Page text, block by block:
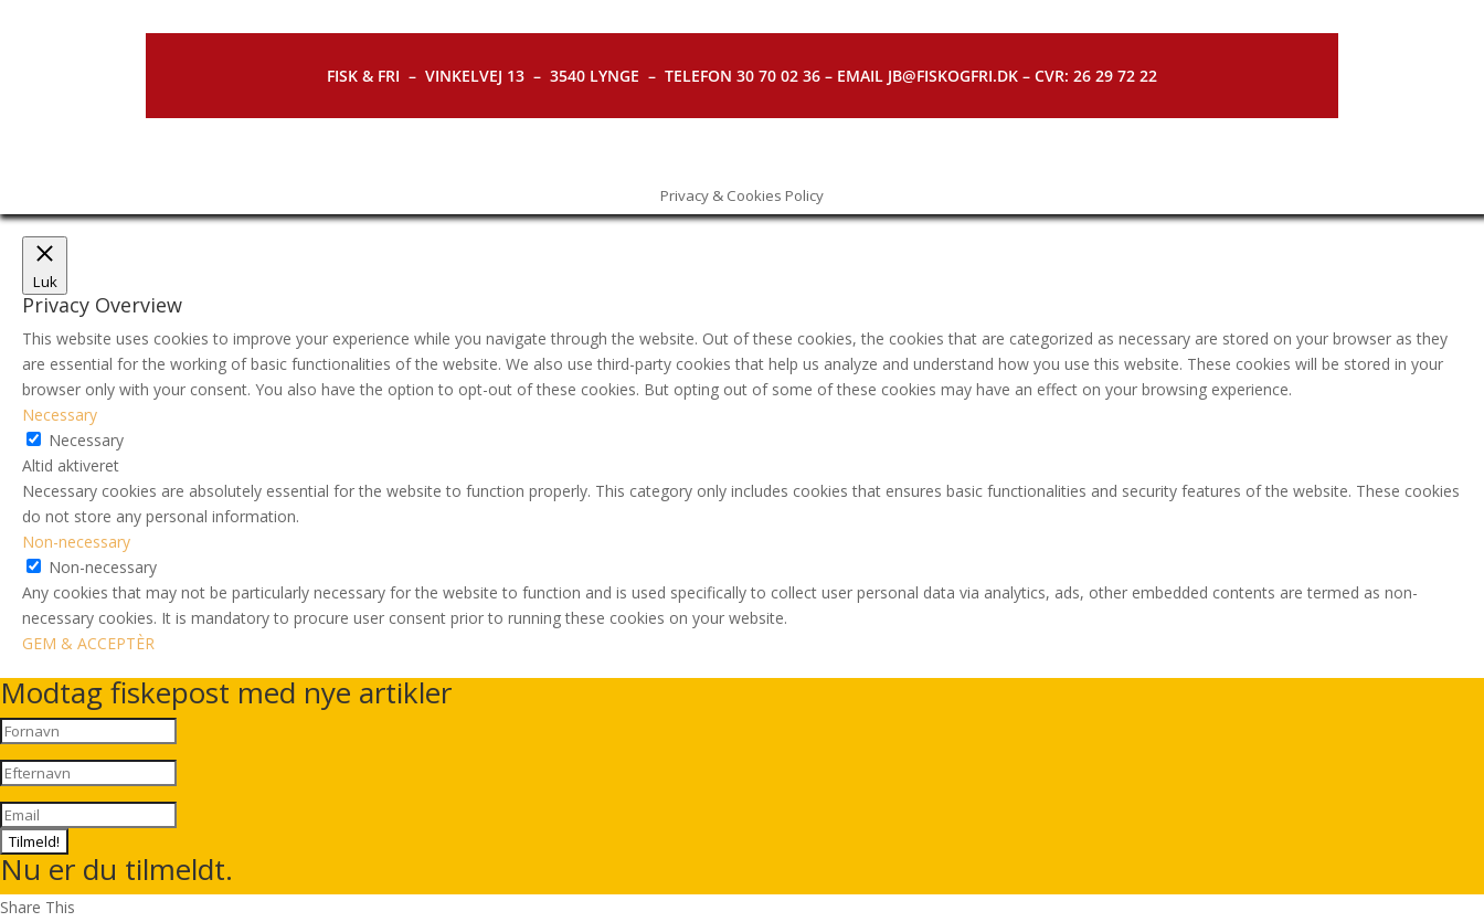
FISK & FRI – VINKELVEJ 13 – 3540 LYNGE – TELEFON 30 70 02 36 – EMAIL JB@FISKOGFRI.DK – CVR: 26 29 72 22
Privacy & Cookies Policy
Luk
Privacy Overview
This website uses cookies to improve your experience while you navigate through the website. Out of these cookies, the cookies that are categorized as necessary are stored on your browser as they
are essential for the working of basic functionalities of the website. We also use third-party cookies that help us analyze and understand how you use this website. These cookies will be stored in your
browser only with your consent. You also have the option to opt-out of these cookies. But opting out of some of these cookies may have an effect on your browsing experience.
Necessary
Necessary
Altid aktiveret
Necessary cookies are absolutely essential for the website to function properly. This category only includes cookies that ensures basic functionalities and security features of the website. These cookies
do not store any personal information.
Non-necessary
Non-necessary
Any cookies that may not be particularly necessary for the website to function and is used specifically to collect user personal data via analytics, ads, other embedded contents are termed as non-
necessary cookies. It is mandatory to procure user consent prior to running these cookies on your website.
GEM & ACCEPTÈR
Modtag fiskepost med nye artikler
Tilmeld!
Nu er du tilmeldt.
Share This